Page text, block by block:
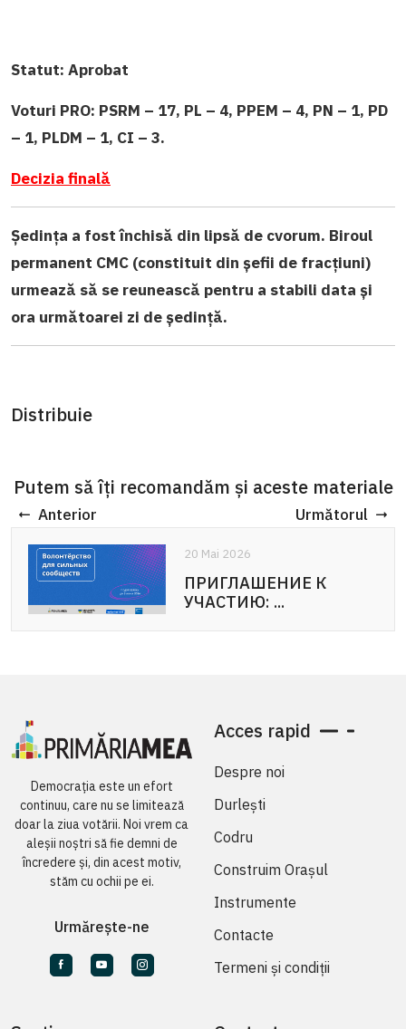
Statut: Aprobat
Voturi PRO: PSRM – 17, PL – 4, PPEM – 4, PN – 1, PD
– 1, PLDM – 1, CI – 3.
Decizia finală
Ședința a fost închisă din lipsă de cvorum. Biroul
permanent CMC (constituit din șefii de fracțiuni)
urmează să se reunească pentru a stabili data și
ora următoarei zi de ședință.
Distribuie
Putem să îți recomandăm și aceste materiale
Anterior Următorul
20 Mai 2026
ПРИГЛАШЕНИЕ К
УЧАСТИЮ: ...
20 Mai 2026
APEL DE PARTICIPARE:
Voluntariat pentru ...
Democrația este un efort
continuu, care nu se limitează
doar la ziua votării. Noi vrem ca
aleșii noștri să fie demni de
încredere și, din acest motiv,
stăm cu ochii pe ei.
Urmărește-ne
Acces rapid
Despre noi
Durlești
Codru
Construim Orașul
Instrumente
Contacte
Termeni și condiții